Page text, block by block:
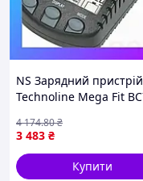
NS Зарядний пристрій
Technoline Mega Fit
3 483 ₴
4 174.80₴
Купити